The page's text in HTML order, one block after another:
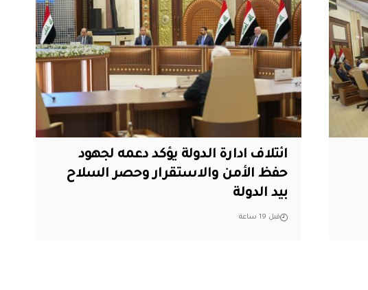
ائتلاف ادارة الدولة يؤكد دعمه لجهود
حفظ الأمن والاستقرار وحصر السلاح
بيد الدولة
قبل 19 ساعة